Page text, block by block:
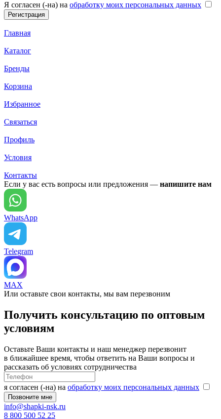
Я согласен (-на) на обработку моих персональных данных
Главная
Каталог
Бренды
Корзина
Избранное
Связаться
Профиль
Условия
Контакты
Если у вас есть вопросы или предложения — напишите нам
WhatsApp
Telegram
MAX
Или оставьте свои контакты, мы вам перезвоним
Получить консультацию по оптовым
условиям
Оставьте Ваши контакты и наш менеджер перезвонит
в ближайшее время, чтобы ответить на Ваши вопросы и
рассказать об условиях сотрудничества
я согласен (-на) на обработку моих персональных данных
info@shapki-nsk.ru
8 800 500 52 25